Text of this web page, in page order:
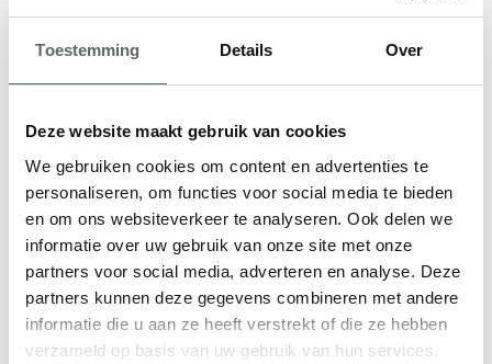
Toestemming Details Over
Deze website maakt gebruik van cookies
We gebruiken cookies om content en advertenties te
personaliseren, om functies voor social media te bieden
en om ons websiteverkeer te analyseren. Ook delen we
informatie over uw gebruik van onze site met onze
partners voor social media, adverteren en analyse. Deze
partners kunnen deze gegevens combineren met andere
informatie die u aan ze heeft verstrekt of die ze hebben
verzameld op basis van uw gebruik van hun services.
Wilt u weten hoeveel subsidie u kunt krijgen voor nieuwe
kunststof kozijnen, HR++ glas of andere
verduurzamingsmaatregelen? Hepro helpt u graag verder.
onze specialisten samen met u de mogelijkheden voor uw
woning. We geven direct inzicht in de subsidieregeling Nij
Begun en eventuele aanvullende regelingen.
U ontvangt een persoonlijk advies en een heldere offerte
op maat, zodat u precies weet waar u aan toe bent.